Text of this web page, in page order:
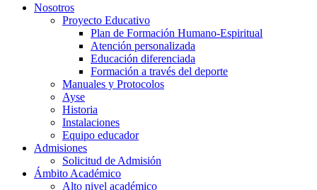
Nosotros
Proyecto Educativo
Plan de Formación Humano-Espiritual
Atención personalizada
Educación diferenciada
Formación a través del deporte
Manuales y Protocolos
Ayse
Historia
Instalaciones
Equipo educador
Admisiones
Solicitud de Admisión
Ámbito Académico
Alto nivel académico